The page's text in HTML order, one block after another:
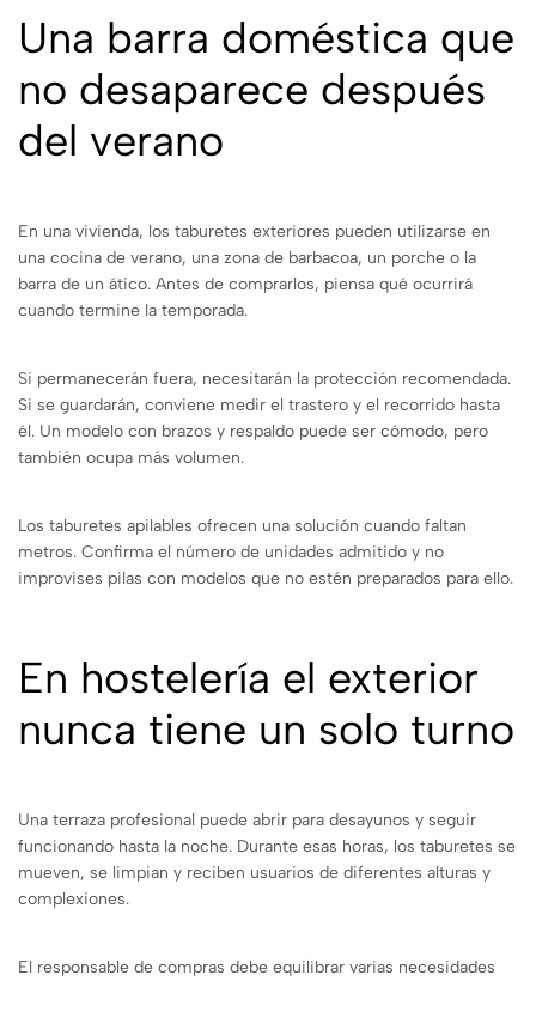
Una barra doméstica que
no desaparece después
del verano
En una vivienda, los taburetes exteriores pueden utilizarse en
una cocina de verano, una zona de barbacoa, un porche o la
barra de un ático. Antes de comprarlos, piensa qué ocurrirá
cuando termine la temporada.
Si permanecerán fuera, necesitarán la protección recomendada.
Si se guardarán, conviene medir el trastero y el recorrido hasta
él. Un modelo con brazos y respaldo puede ser cómodo, pero
también ocupa más volumen.
Los taburetes apilables ofrecen una solución cuando faltan
metros. Confirma el número de unidades admitido y no
improvises pilas con modelos que no estén preparados para ello.
En hostelería el exterior
nunca tiene un solo turno
Una terraza profesional puede abrir para desayunos y seguir
funcionando hasta la noche. Durante esas horas, los taburetes se
mueven, se limpian y reciben usuarios de diferentes alturas y
complexiones.
El responsable de compras debe equilibrar varias necesidades